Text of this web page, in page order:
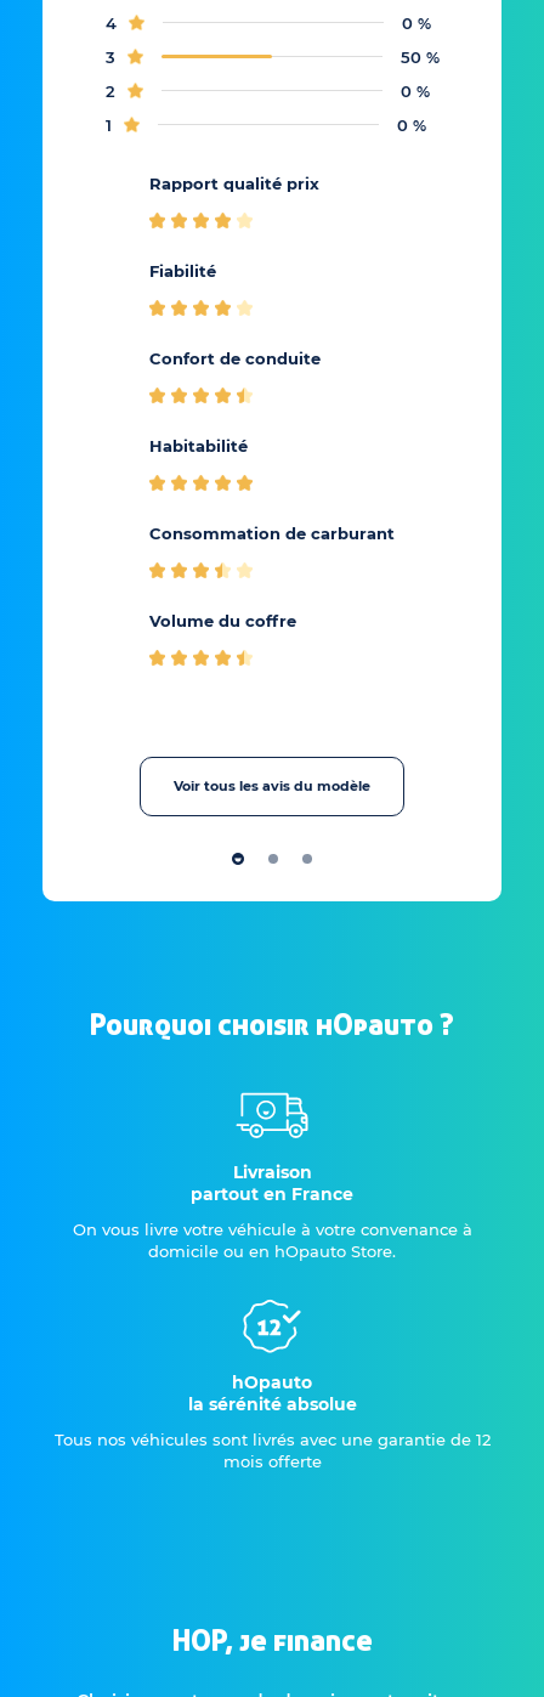
4
0 %
3
50 %
2
0 %
1
0 %
Rapport qualité prix
Fiabilité
Confort de conduite
Habitabilité
Consommation de carburant
Volume du coffre
Voir tous les avis du modèle
Pourquoi choisir hOpauto ?
Livraison
partout en France
On vous livre votre véhicule à votre convenance à
domicile ou en hOpauto Store.
hOpauto
la sérénité absolue
Tous nos véhicules sont livrés avec une garantie de 12
mois offerte
HOP, je finance